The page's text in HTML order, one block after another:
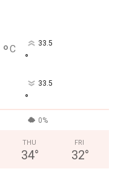
°C 33.5
°
33.5
°
0%
THU
34°
FRI
32°